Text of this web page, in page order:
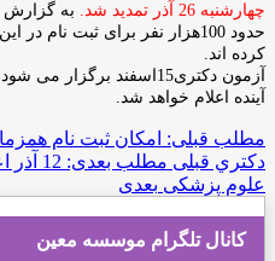
چهارشنبه 26 آذر تمدید شد.
به گزارش
حدود 100هزار نفر برای ثبت
کرده اند.
آزمون دکتری15اسفند
آینده اعلام خواهد شد.
مطلب قبلی: امکان ثبت نام
دکتري قبلی
مطلب
علوم پزشکی بعدی
کانال تلگرام موسسه معین